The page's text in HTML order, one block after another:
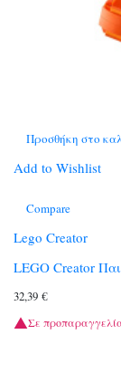
Προσθήκη στο
Add to Wishlist
Compare
Lego Creator
LEGO Creator
32,39 €
Σε